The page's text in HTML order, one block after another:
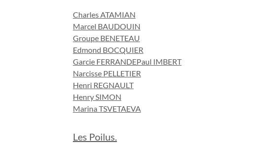
Charles ATAMIAN
Marcel BAUDOUIN
Groupe BENETEAU
Edmond BOCQUIER
Garcie FERRANDEPaul IMBERT
Narcisse PELLETIER
Henri REGNAULT
Henry SIMON
Marina TSVETAEVA
Les Poilus.